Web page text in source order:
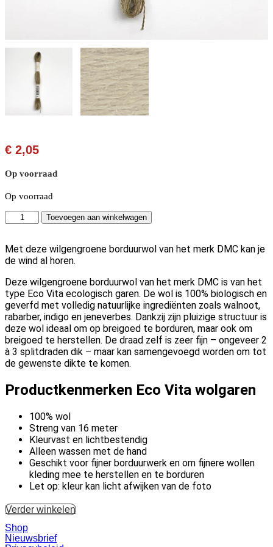
€ 2,05
Op voorraad
Op voorraad
Wilgengroene
borduurwol
Eco
Vita
garen
-
704
-
DMC
aantal
Toevoegen aan winkelwagen
Met deze wilgengroene borduurwol van het merk DMC kan je
de wind al horen.
Deze wilgengroene borduurwol van het merk DMC is van het
type Eco Vita ecologisch garen. De wol is 100% biologisch en
geverfd met volledig natuurlijke ingrediënten zoals walnoot,
rabarber, indigo en jeneverbes. Dankzij zijn pluizige structuur is
deze wol ideaal om op breigoed te borduren, maar ook om
breigoed te herstellen. De draad zelf is zeer fijn – ongeveer 2
à 3 splitdraden dik – maar kan samengevoegd worden om tot
de gewenste dikte te komen.
Productkenmerken Eco Vita wolgaren
100% wol
Streng van 16 meter
Kleurvast en lichtbestendig
Alleen wassen met de hand
Geschikt voor fijner borduurwerk en om fijnere wollen
kleding mee te herstellen en te borduren
Let op: kleur kan licht afwijken van de foto
Verder winkelen
Shop
Nieuwsbrief